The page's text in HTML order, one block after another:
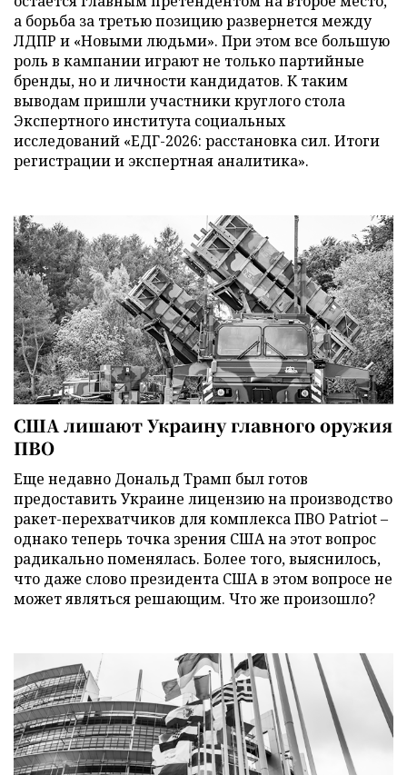
а борьба за третью позицию развернется между
ЛДПР и «Новыми людьми». При этом все большую
роль в кампании играют не только партийные
бренды, но и личности кандидатов. К таким
выводам пришли участники круглого стола
Экспертного института социальных
исследований «ЕДГ-2026: расстановка сил. Итоги
регистрации и экспертная аналитика».
США лишают Украину главного оружия
ПВО
Еще недавно Дональд Трамп был готов
предоставить Украине лицензию на производство
ракет-перехватчиков для комплекса ПВО Patriot –
однако теперь точка зрения США на этот вопрос
радикально поменялась. Более того, выяснилось,
что даже слово президента США в этом вопросе не
может являться решающим. Что же произошло?